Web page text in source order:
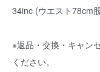
34inc (ウエスト78cm
※返品・交換・キャン
ください。